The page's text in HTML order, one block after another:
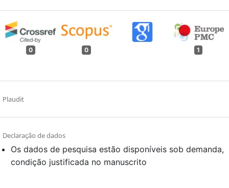
0 0 1
Plaudit
Declaração de dados
Os dados de pesquisa estão disponíveis sob demanda,
condição justificada no manuscrito